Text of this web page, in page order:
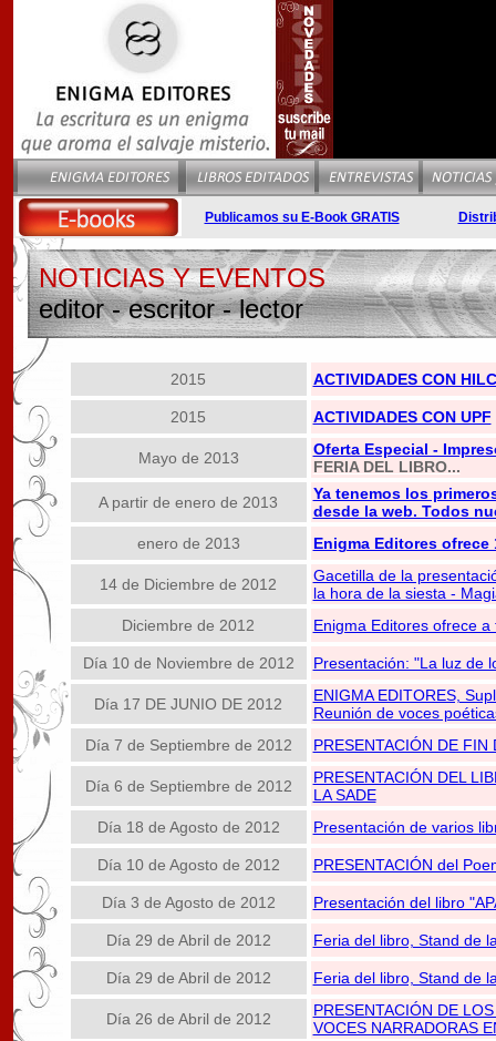
Publicamos su E-Book GRATIS
NOTICIAS Y EVENTOS
editor - escritor - lector
2015 ACTIVIDADES CON
2015 ACTIVIDADES CON UPF
Mayo de 2013
Oferta Especial -
FERIA DEL LIBRO...
A partir de enero de 2013
Ya tenemos los
desde la web. Todos
enero de 2013
Enigma Editores
14 de Diciembre de 2012
Gacetilla de la
la hora de la siesta -
Diciembre de 2012
Enigma Editores ofrece
Día 10 de Noviembre de 2012 Presentación: "La luz de
Día 17 DE JUNIO DE 2012
ENIGMA EDITORES,
Reunión de voces
Día 7 de Septiembre de 2012
PRESENTACIÓN DE
Día 6 de Septiembre de 2012
PRESENTACIÓN DEL
LA SADE
Día 18 de Agosto de 2012
Presentación de varios
Día 10 de Agosto de 2012 PRESENTACIÓN del
Día 3 de Agosto de 2012 Presentación del libro
Día 29 de Abril de 2012 Feria del libro, Stand de
Día 29 de Abril de 2012 Feria del libro, Stand de
Día 26 de Abril de 2012
PRESENTACIÓN DE
VOCES NARRADORAS